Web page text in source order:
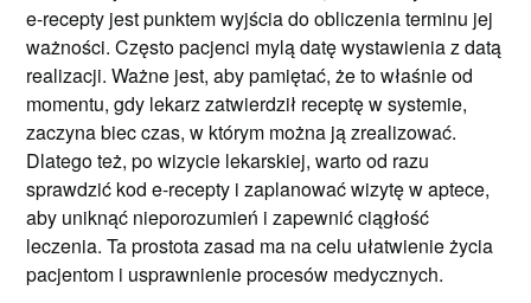
e-recepty jest punktem wyjścia do obliczenia terminu jej
ważności. Często pacjenci mylą datę wystawienia z datą
realizacji. Ważne jest, aby pamiętać, że to właśnie od
momentu, gdy lekarz zatwierdził receptę w systemie,
zaczyna biec czas, w którym można ją zrealizować.
Dlatego też, po wizycie lekarskiej, warto od razu
sprawdzić kod e-recepty i zaplanować wizytę w aptece,
aby uniknąć nieporozumień i zapewnić ciągłość
leczenia. Ta prostota zasad ma na celu ułatwienie życia
pacjentom i usprawnienie procesów medycznych.